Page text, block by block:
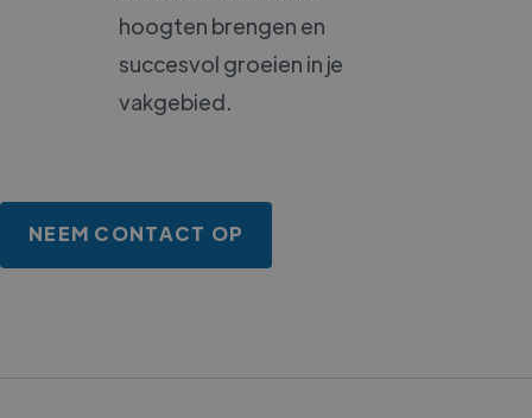
hoogten brengen en
succesvol groeien in je
vakgebied.
NEEM CONTACT OP